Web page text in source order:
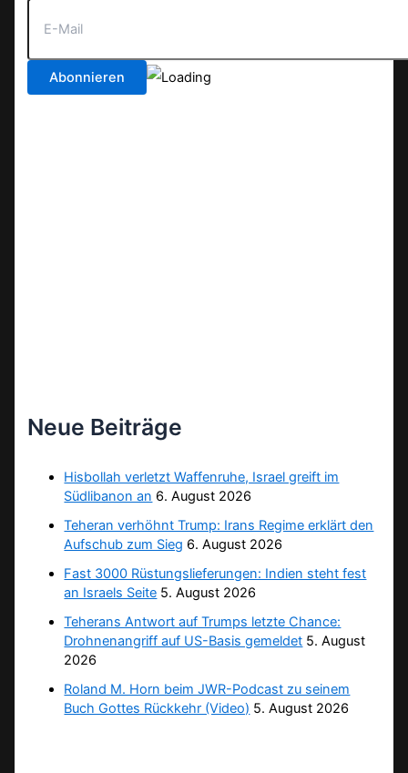
Neue Beiträge
Hisbollah verletzt Waffenruhe, Israel greift im
Südlibanon an 6. August 2026
Teheran verhöhnt Trump: Irans Regime erklärt den
Aufschub zum Sieg 6. August 2026
Fast 3000 Rüstungslieferungen: Indien steht fest
an Israels Seite 5. August 2026
Teherans Antwort auf Trumps letzte Chance:
Drohnenangriff auf US-Basis gemeldet 5. August
2026
Roland M. Horn beim JWR-Podcast zu seinem
Buch Gottes Rückkehr (Video) 5. August 2026